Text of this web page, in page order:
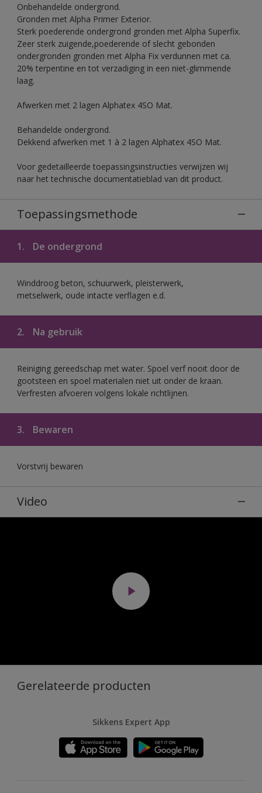
Onbehandelde ondergrond.
Gronden met Alpha Primer Exterior.
Sterk poederende ondergrond gronden met Alpha Superfix.
Zeer sterk zuigende,poederende of slecht gebonden
ondergronden gronden met Alpha Fix verdunnen met ca.
20% terpentine en tot verzadiging in een niet-glimmende
laag.
Afwerken met 2 lagen Alphatex 4SO Mat.
Behandelde ondergrond.
Dekkend afwerken met 1 à 2 lagen Alphatex 4SO Mat.
Voor gedetailleerde toepassingsinstructies verwijzen wij
naar het technische documentatieblad van dit product.
Toepassingsmethode
1. De ondergrond
Winddroog beton, schuurwerk, pleisterwerk,
metselwerk, oude intacte verflagen e.d.
2. Na gebruik
Reiniging gereedschap met water. Spoel verf nooit door de
gootsteen en spoel materialen niet uit onder de kraan.
Verfresten afvoeren volgens lokale richtlijnen.
3. Bewaren
Vorstvrij bewaren
Video
Gerelateerde producten
Sikkens Expert App